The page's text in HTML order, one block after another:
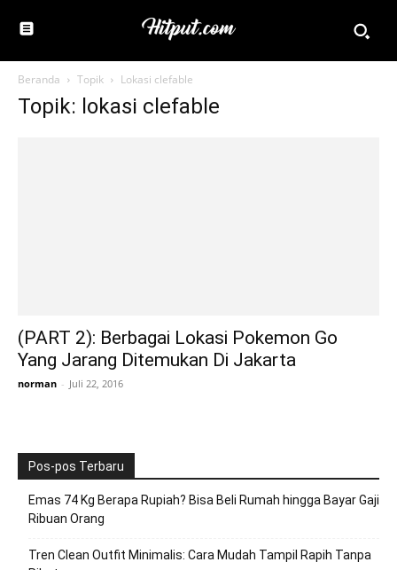
Beranda Topik Lokasi clefable
Topik: lokasi clefable
(PART 2): Berbagai Lokasi Pokemon Go
Yang Jarang Ditemukan Di Jakarta
norman - Juli 22, 2016
Pos-pos Terbaru
Emas 74 Kg Berapa Rupiah? Bisa Beli Rumah hingga Bayar Gaji
Ribuan Orang
Tren Clean Outfit Minimalis: Cara Mudah Tampil Rapih Tanpa